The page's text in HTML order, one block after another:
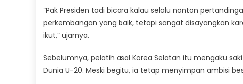
“Pak Presiden tadi bicara kalau selalu nonton
perkembangan yang baik, tetapi sangat disayangkan
ikut,” ujarnya.
Sebelumnya, pelatih asal Korea Selatan itu mengaku
Dunia U-20. Meski begitu, ia tetap menyimpan ambisi